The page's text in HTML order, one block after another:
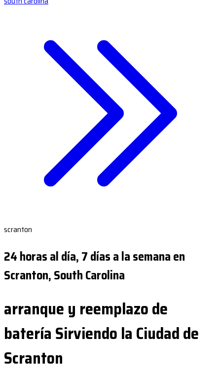
scranton
24 horas al día, 7 días a la semana en
Scranton, South Carolina
arranque y reemplazo de
batería Sirviendo la Ciudad de
Scranton